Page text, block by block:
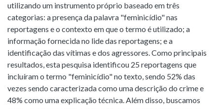
utilizando um instrumento próprio baseado em três
categorias: a presença da palavra "feminicídio" nas
reportagens e o contexto em que o termo é utilizado; a
informação fornecida no lide das reportagens; e a
identificação das vítimas e dos agressores. Como principais
resultados, esta pesquisa identificou 25 reportagens que
incluíram o termo "feminicídio" no texto, sendo 52% das
vezes sendo caracterizada como uma descrição do crime e
48% como uma explicação técnica. Além disso, buscamos